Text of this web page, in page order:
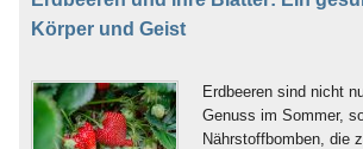
Körper und Geist
Erdbeeren sind nicht
Genuss im Sommer,
Nährstoffbomben, die